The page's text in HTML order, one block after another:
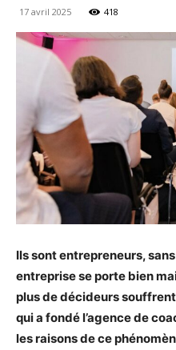
17 avril 2025 418
Ils sont entrepreneurs,
entreprise se porte bien
plus de décideurs
qui a fondé l’agence de
les raisons de ce